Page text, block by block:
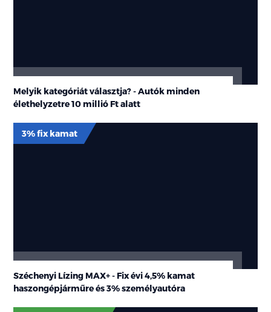
Melyik kategóriát választja? - Autók minden
élethelyzetre 10 millió Ft alatt
Széchenyi Lízing MAX+ - Fix évi 4,5% kamat
haszongépjárműre és 3% személyautóra
3% fix kamat